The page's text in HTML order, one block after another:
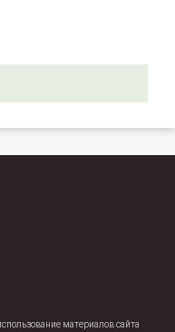
материалов сайта